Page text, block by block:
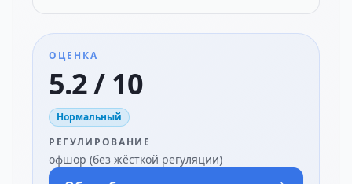
ОЦЕНКА
5.2 / 10
Нормальный
РЕГУЛИРОВАНИЕ
офшор (без жёсткой регуляции)